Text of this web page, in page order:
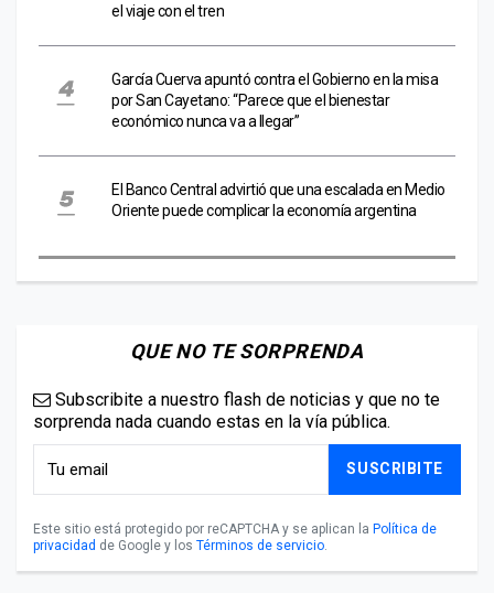
el viaje con el tren
García Cuerva apuntó contra el Gobierno en la misa
por San Cayetano: “Parece que el bienestar
económico nunca va a llegar”
El Banco Central advirtió que una escalada en Medio
Oriente puede complicar la economía argentina
QUE NO TE SORPRENDA
Subscribite a nuestro flash de noticias y que no te
sorprenda nada cuando estas en la vía pública.
SUSCRIBITE
Este sitio está protegido por reCAPTCHA y se aplican la Política de
privacidad de Google y los Términos de servicio.